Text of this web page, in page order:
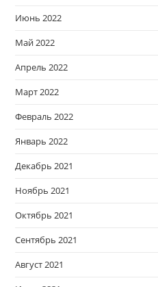
Июнь 2022
Май 2022
Апрель 2022
Март 2022
Февраль 2022
Январь 2022
Декабрь 2021
Ноябрь 2021
Октябрь 2021
Сентябрь 2021
Август 2021